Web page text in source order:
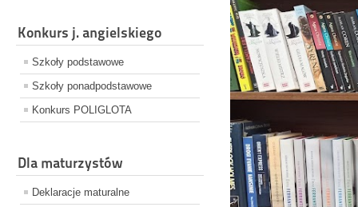
Konkurs j. angielskiego
Szkoły podstawowe
Szkoły ponadpodstawowe
Konkurs POLIGLOTA
Dla maturzystów
Deklaracje maturalne